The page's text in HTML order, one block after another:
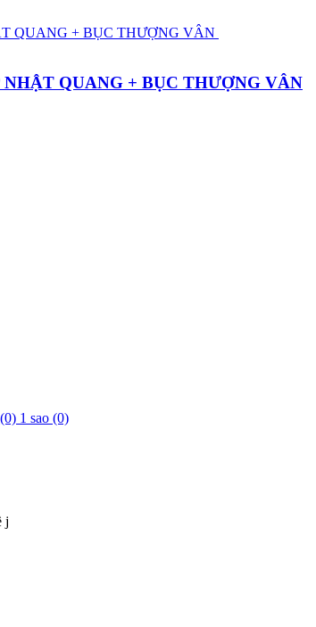
QUANG + BỤC THƯỢNG VÂN
1 sao (0)
j